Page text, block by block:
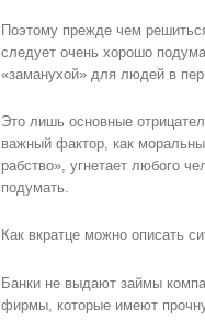
Поэтому прежде чем
следует очень хорошо
«заманухой» для людей в
Это лишь основные
важный фактор, как
рабство», угнетает любого
подумать.
Как вкратце можно описать
Банки не выдают займы
фирмы, которые имеют